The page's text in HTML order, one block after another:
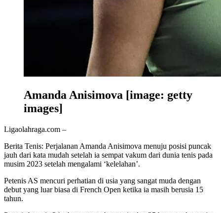
Amanda Anisimova [image: getty
images]
Ligaolahraga.com –
Berita Tenis: Perjalanan Amanda Anisimova menuju posisi puncak
jauh dari kata mudah setelah ia sempat vakum dari dunia tenis pada
musim 2023 setelah mengalami ‘kelelahan’.
Petenis AS mencuri perhatian di usia yang sangat muda dengan
debut yang luar biasa di French Open ketika ia masih berusia 15
tahun.